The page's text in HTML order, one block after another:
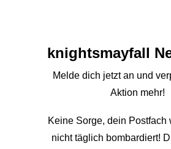
knights­mayfall
Melde dich jetzt an und
Aktion mehr!
Keine Sorge, dein Postfach
nicht täglich bombardiert!